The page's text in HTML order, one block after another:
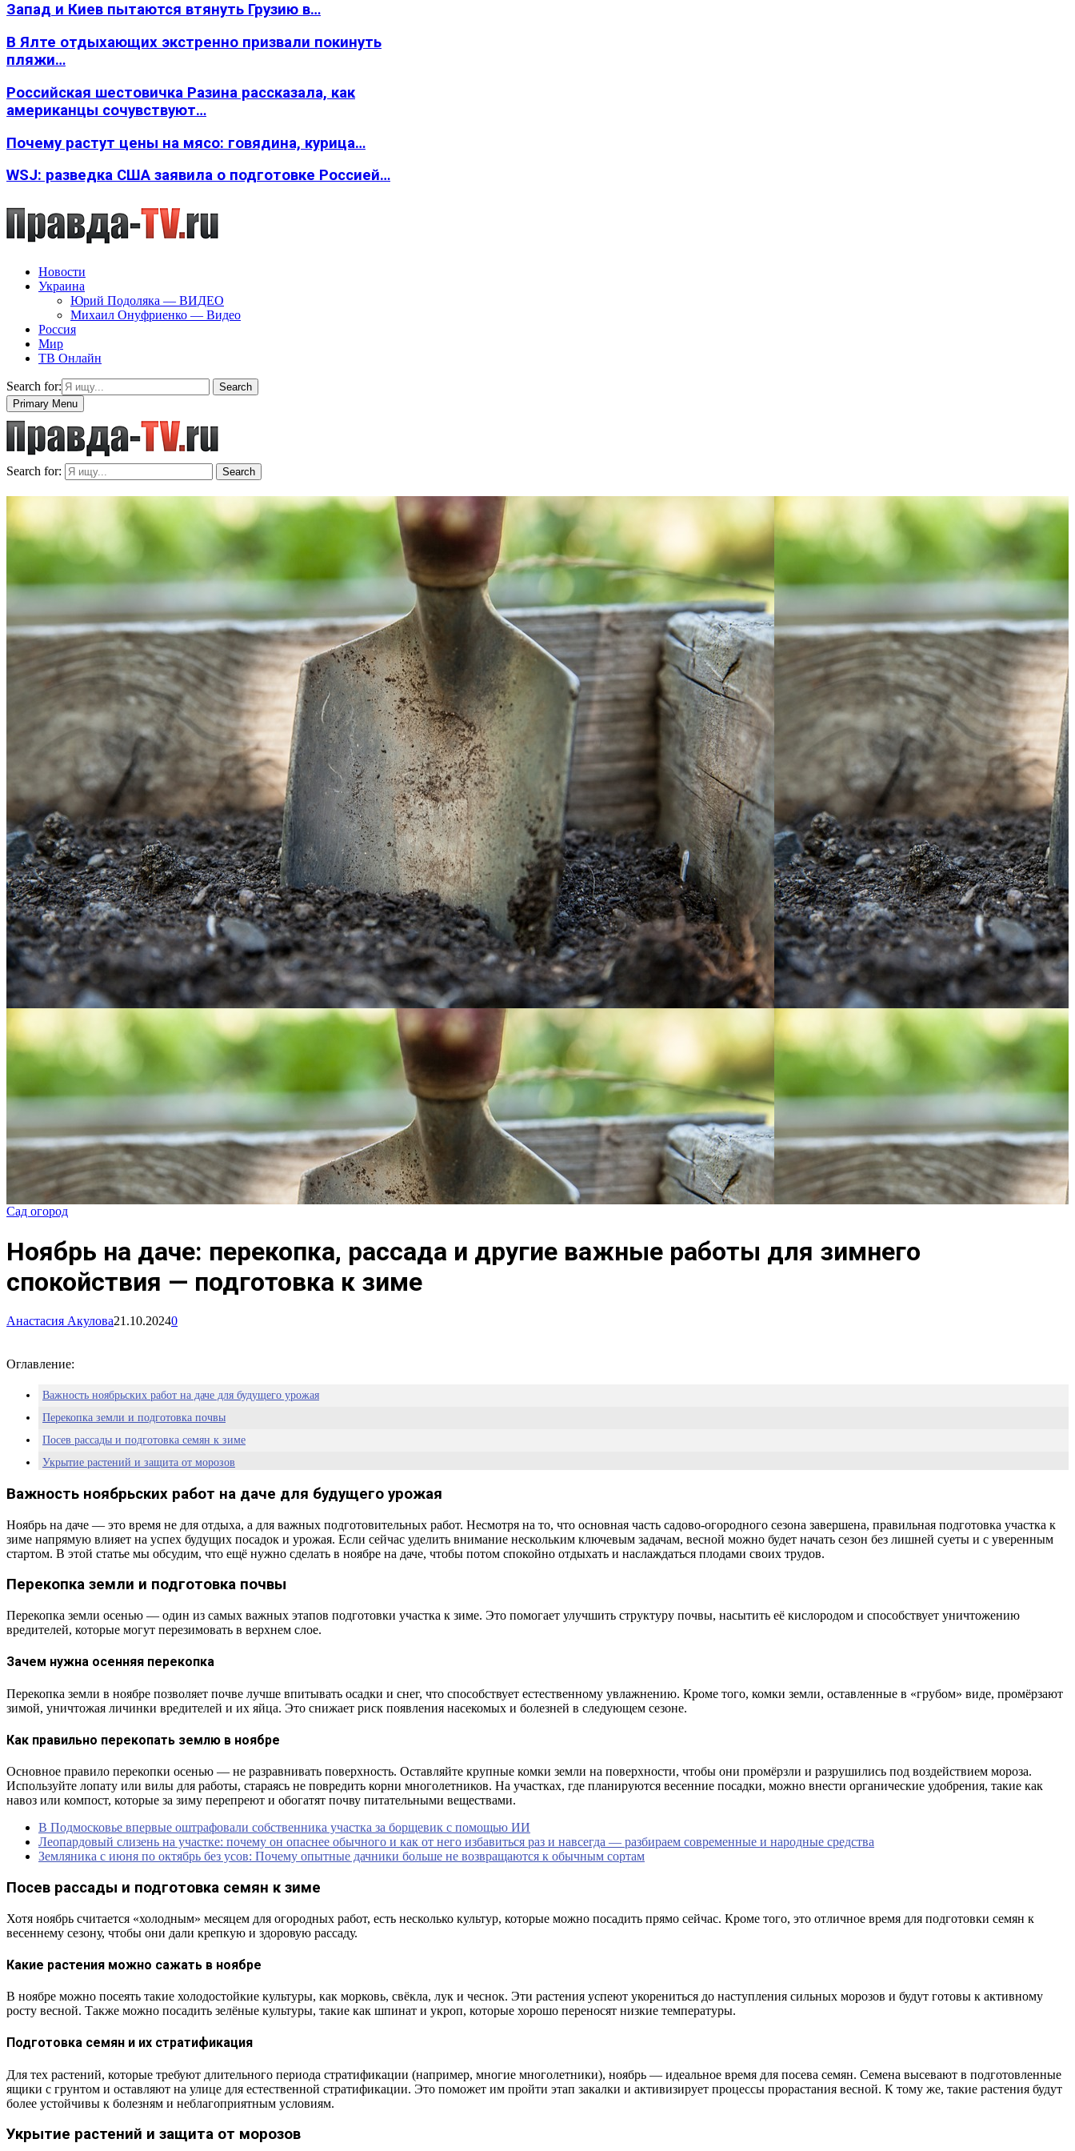
Запад и Киев пытаются втянуть Грузию в…
В Ялте отдыхающих экстренно призвали покинуть
пляжи…
Российская шестовичка Разина рассказала, как
американцы сочувствуют…
Почему растут цены на мясо: говядина, курица…
WSJ: разведка США заявила о подготовке Россией…
Новости
Украина
Юрий Подоляка — ВИДЕО
Михаил Онуфриенко — Видео
Россия
Мир
ТВ Онлайн
Search for:
Search
Primary Menu
Search for: Search
Сад огород
Ноябрь на даче: перекопка, рассада и другие важные работы для зимнего
спокойствия — подготовка к зиме
Анастасия Акулова21.10.20240
Оглавление:
Важность ноябрьских работ на даче для будущего урожая
Перекопка земли и подготовка почвы
Посев рассады и подготовка семян к зиме
Укрытие растений и защита от морозов
Заключение: отдых без забот после завершения дачных дел
Важность ноябрьских работ на даче для будущего урожая
Ноябрь на даче — это время не для отдыха, а для важных подготовительных работ. Несмотря на то, что основная часть садово-огородного сезона завершена, правильная подготовка участка к
зиме напрямую влияет на успех будущих посадок и урожая. Если сейчас уделить внимание нескольким ключевым задачам, весной можно будет начать сезон без лишней суеты и с уверенным
стартом. В этой статье мы обсудим, что ещё нужно сделать в ноябре на даче, чтобы потом спокойно отдыхать и наслаждаться плодами своих трудов.
Перекопка земли и подготовка почвы
Перекопка земли осенью — один из самых важных этапов подготовки участка к зиме. Это помогает улучшить структуру почвы, насытить её кислородом и способствует уничтожению
вредителей, которые могут перезимовать в верхнем слое.
Зачем нужна осенняя перекопка
Перекопка земли в ноябре позволяет почве лучше впитывать осадки и снег, что способствует естественному увлажнению. Кроме того, комки земли, оставленные в «грубом» виде, промёрзают
зимой, уничтожая личинки вредителей и их яйца. Это снижает риск появления насекомых и болезней в следующем сезоне.
Как правильно перекопать землю в ноябре
Основное правило перекопки осенью — не разравнивать поверхность. Оставляйте крупные комки земли на поверхности, чтобы они промёрзли и разрушились под воздействием мороза.
Используйте лопату или вилы для работы, стараясь не повредить корни многолетников. На участках, где планируются весенние посадки, можно внести органические удобрения, такие как
навоз или компост, которые за зиму перепреют и обогатят почву питательными веществами.
В Подмосковье впервые оштрафовали собственника участка за борщевик с помощью ИИ
Леопардовый слизень на участке: почему он опаснее обычного и как от него избавиться раз и навсегда — разбираем современные и народные средства
Земляника с июня по октябрь без усов: Почему опытные дачники больше не возвращаются к обычным сортам
Посев рассады и подготовка семян к зиме
Хотя ноябрь считается «холодным» месяцем для огородных работ, есть несколько культур, которые можно посадить прямо сейчас. Кроме того, это отличное время для подготовки семян к
весеннему сезону, чтобы они дали крепкую и здоровую рассаду.
Какие растения можно сажать в ноябре
В ноябре можно посеять такие холодостойкие культуры, как морковь, свёкла, лук и чеснок. Эти растения успеют укорениться до наступления сильных морозов и будут готовы к активному
росту весной. Также можно посадить зелёные культуры, такие как шпинат и укроп, которые хорошо переносят низкие температуры.
Подготовка семян и их стратификация
Для тех растений, которые требуют длительного периода стратификации (например, многие многолетники), ноябрь — идеальное время для посева семян. Семена высевают в подготовленные
ящики с грунтом и оставляют на улице для естественной стратификации. Это поможет им пройти этап закалки и активизирует процессы прорастания весной. К тому же, такие растения будут
более устойчивы к болезням и неблагоприятным условиям.
Укрытие растений и защита от морозов